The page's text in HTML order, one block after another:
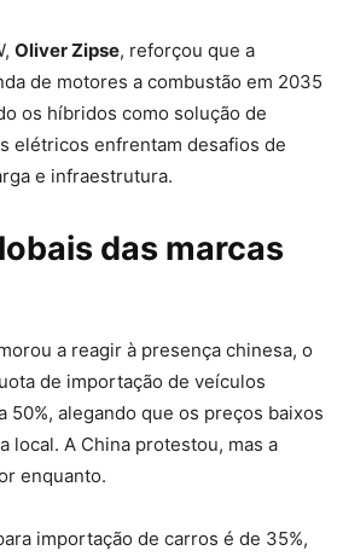
Oliver Zipse, reforçou que a
de motores a combustão em 2035
os híbridos como solução de
elétricos enfrentam desafios de
e infraestrutura.
das marcas
a reagir à presença chinesa, o
de importação de veículos
50%, alegando que os preços baixos
local. A China protestou, mas a
enquanto.
importação de carros é de 35%,